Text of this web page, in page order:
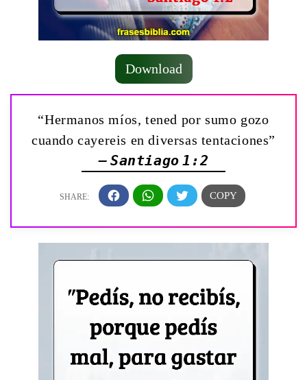
Download
“Hermanos míos, tened por sumo gozo
cuando cayereis en diversas tentaciones”
— Santiago 1:2